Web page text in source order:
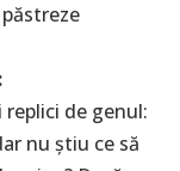
de genul:
nu știu ce să